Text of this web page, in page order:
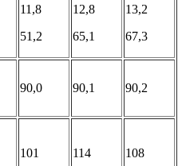
11,8
51,2
12,8
65,1
13,2
67,3
90,0 90,1 90,2
101 114 108